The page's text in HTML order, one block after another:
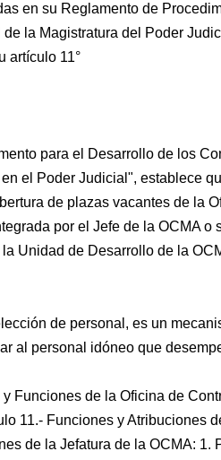
en su Reglamento de
la Magistratura del Poder
artículo 11°
para el Desarrollo de los
el Poder Judicial", establece
de plazas vacantes de la
por el Jefe de la OCMA o
Unidad de Desarrollo de la
de personal, es un
al personal idóneo que
Funciones de la Oficina de
11.- Funciones y Atribuciones
de la Jefatura de la OCMA: 1.